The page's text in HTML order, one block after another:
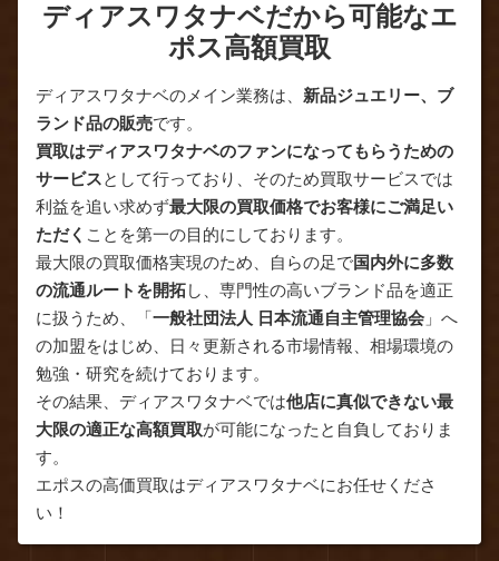
ディアスワタナベだから可能なエ
ポス高額買取
ディアスワタナベのメイン業務は、 新品ジュエリー、ブ
ランド品の販売です。
買取はディアスワタナベのファンになってもらうための
サービスとして行っており、そのため買取サービスでは
利益を追い求めず最大限の買取価格でお客様にご満足い
ただく ことを第一の目的にしております。
最大限の買取価格実現のため、自らの足で国内外に多数
の流通ルートを開拓し、専門性の高いブランド品を適正
に扱うため、「一般社団法人 日本流通自主管理協会 」へ
の加盟をはじめ、日々更新される市場情報、相場環境の
勉強・研究を続けております。
その結果、ディアスワタナベでは他店に真似できない最
大限の適正な高額買取が可能になったと自負しておりま
す。
エポスの高価買取はディアスワタナベにお任せくださ
い！